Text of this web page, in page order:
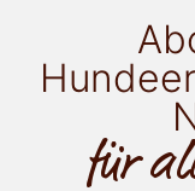
für